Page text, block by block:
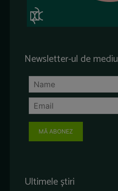
Newsletter-ul de mediu
MĂ ABONEZ
Ultimele știri